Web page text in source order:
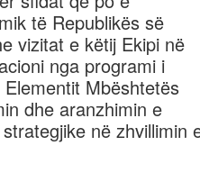
të Republikës së
vizitat e këtij Ekipi në
nga programi i
Mbështetës
dhe aranzhimin e
në zhvillimin